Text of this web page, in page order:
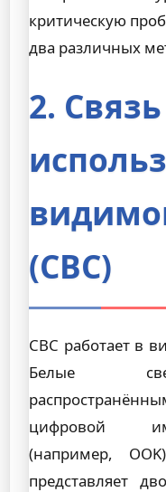
критическую
два различных
2.
(СВС)
СВС работает в
Белые
цифровой
(например,
представляет